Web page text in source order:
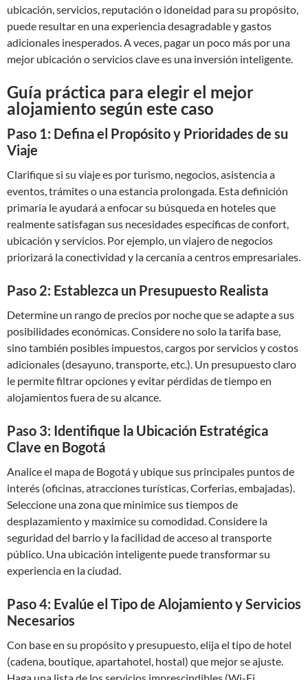
ubicación, servicios, reputación o idoneidad para su propósito,
puede resultar en una experiencia desagradable y gastos
adicionales inesperados. A veces, pagar un poco más por una
mejor ubicación o servicios clave es una inversión inteligente.
Guía práctica para elegir el mejor
alojamiento según este caso
Paso 1: Defina el Propósito y Prioridades de su
Viaje
Clarifique si su viaje es por turismo, negocios, asistencia a
eventos, trámites o una estancia prolongada. Esta definición
primaria le ayudará a enfocar su búsqueda en hoteles que
realmente satisfagan sus necesidades específicas de confort,
ubicación y servicios. Por ejemplo, un viajero de negocios
priorizará la conectividad y la cercanía a centros empresariales.
Paso 2: Establezca un Presupuesto Realista
Determine un rango de precios por noche que se adapte a sus
posibilidades económicas. Considere no solo la tarifa base,
sino también posibles impuestos, cargos por servicios y costos
adicionales (desayuno, transporte, etc.). Un presupuesto claro
le permite filtrar opciones y evitar pérdidas de tiempo en
alojamientos fuera de su alcance.
Paso 3: Identifique la Ubicación Estratégica
Clave en Bogotá
Analice el mapa de Bogotá y ubique sus principales puntos de
interés (oficinas, atracciones turísticas, Corferias, embajadas).
Seleccione una zona que minimice sus tiempos de
desplazamiento y maximice su comodidad. Considere la
seguridad del barrio y la facilidad de acceso al transporte
público. Una ubicación inteligente puede transformar su
experiencia en la ciudad.
Paso 4: Evalúe el Tipo de Alojamiento y Servicios
Necesarios
Con base en su propósito y presupuesto, elija el tipo de hotel
(cadena, boutique, apartahotel, hostal) que mejor se ajuste.